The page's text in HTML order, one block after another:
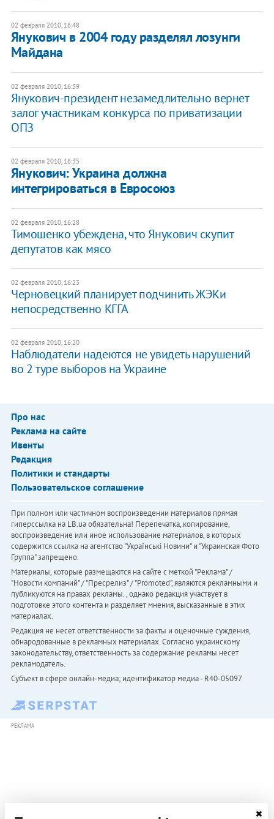
02 февраля 2010, 16:48
Янукович в 2004 году разделял лозунги
Майдана
02 февраля 2010, 16:39
Янукович-президент незамедлительно вернет
залог участникам конкурса по приватизации
ОПЗ
02 февраля 2010, 16:35
Янукович: Украина должна
интегрироваться в Евросоюз
02 февраля 2010, 16:28
Тимошенко убеждена, что Янукович скупит
депутатов как мясо
02 февраля 2010, 16:23
Черновецкий планирует подчинить ЖЭКи
непосредственно КГГА
02 февраля 2010, 16:20
Наблюдатели надеются не увидеть нарушений
во 2 туре выборов на Украине
Про нас
Реклама на сайте
Ивенты
Редакция
Политики и стандарты
Пользовательское соглашение
При полном или частичном воспроизведении материалов прямая
гиперссылка на LB.ua обязательна! Перепечатка, копирование,
воспроизведение или иное использование материалов, в которых
содержится ссылка на агентство "Українськi Новини" и "Украинская Фото
Группа" запрещено.
Материалы, которые размещаются на сайте с меткой "Реклама" /
"Новости компаний" / "Пресрелиз" / "Promoted", являются рекламными и
публикуются на правах рекламы. , однако редакция участвует в
подготовке этого контента и разделяет мнения, высказанные в этих
материалах.
Редакция не несет ответственности за факты и оценочные суждения,
обнародованные в рекламных материалах. Согласно украинскому
законодательству, ответственность за содержание рекламы несет
рекламодатель.
Субъект в сфере онлайн-медиа; идентификатор медиа - R40-05097
РЕКЛАМА